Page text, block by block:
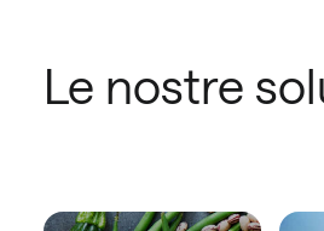
Le nostre